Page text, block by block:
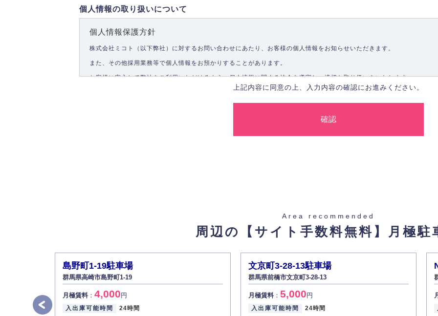
個人情報の取り扱いについて
個人情報保護方針
株式会社ミコト（以下弊社）に対するお問い合わせにあたり、お客様の個人情報をお知らせいただきます。
また、その他採用業務等で個人情報をお預かりすることがあります。
お客様に安心して弊社をご利用いただけるよう、個人情報に関する法令を遵守し、適切な取り扱いをいたします。
弊社は、お客様に対して偽りや不正な方法を取ることなく、適正に個人情報を取得いたします。
法的義務など正当な理由に基づく要請があった場合を除き、お客様の個人情報をご本人の同意なく第三者に提供いたしませ
お客様ご本人から自己の個人情報開示の請求があった場合、すみやかに開示いたします（ご本人であることが確認できな
また、個人情報の内容に誤りがあり、ご本人から訂正・追加・削除の請求がある場合は適切に対応いたします。
6.個人情報管理の社内教育
弊社社員全員が、個人情報の取り扱いについての重要性を理解し、より適切に管理するよう社内教育を実施してまいりま
株式会社ミコト
代表取締役社長 野口 幸男
上記内容に同意の上、入力内容の確認にお進みください。
Area recommended
周辺の【サイト手数料無料】 月極駐
島野町1-19駐車場
群馬県高崎市島野町1-19
月極賃料： 4,000円
入出庫可能時間
24時間
文京町3-28-13駐車場
群馬県前橋市文京町3-28-13
月極賃料： 5,000円
入出庫可能時間
24時間